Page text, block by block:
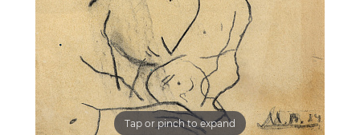
Tap or pinch to expand